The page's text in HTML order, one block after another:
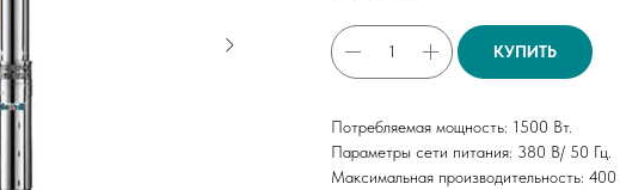
КУПИТЬ
Потребляемая мощность: 1500 Вт.
Параметры сети питания: 380 В/ 50 Гц.
Максимальная производительность: 400